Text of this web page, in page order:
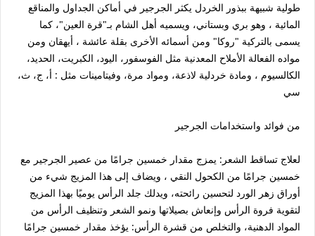
طولية شبيهة ببذور الخردل يكثر الجرجير في أماكن الجداول والمناقع
المائية ، وهو بري وبستاني، ويسميه أهل الشام بـ"قرة العين"، كما
يسمى بالتركية "روكا" ومن أسمائه الأخرى بقلة عائشة ، أيهقان ومن
مواده الفعالة الأملاح المعدنية مثل الفوسفور، اليود، الكبريت، الحديد،
الكالسيوم ، ومادة خردلية لاذعة، ومواد مرة، وفيتامينات مثل : أ، ج، ث،
سي
من فوائد واستخدامات الجرجير
لعلاج تساقط الشعر: يمزج مقدار خمسين جرامًا من عصير الجرجير مع
خمسين جرامًا من الكحول النقي ، ويضاف إلى هذا المزيج شيء من
أوراق زهر الورد لتحسين رائحته، ويدلك جلد الرأس يوميًا بهذا المزيج
لتقوية فروة الرأس وإنعاش بصيلاتها ونمو الشعر وتنظيف الرأس من
المواد الدهنية، والتخلص من قشرة الرأس: يؤخذ مقدار خمسين جرامًا